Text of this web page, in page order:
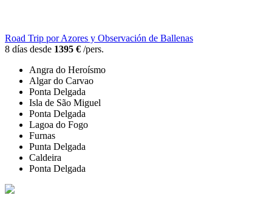
Road Trip por Azores y Observación de Ballenas
8 días desde 1395 € /pers.
Angra do Heroísmo
Algar do Carvao
Ponta Delgada
Isla de São Miguel
Ponta Delgada
Lagoa do Fogo
Furnas
Punta Delgada
Caldeira
Ponta Delgada